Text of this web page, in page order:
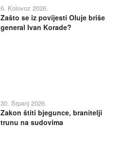
6. Kolovoz 2026.
Zašto se iz povijesti Oluje briše
general Ivan Korade?
30. Srpanj 2026.
Zakon štiti bjegunce, branitelji
trunu na sudovima